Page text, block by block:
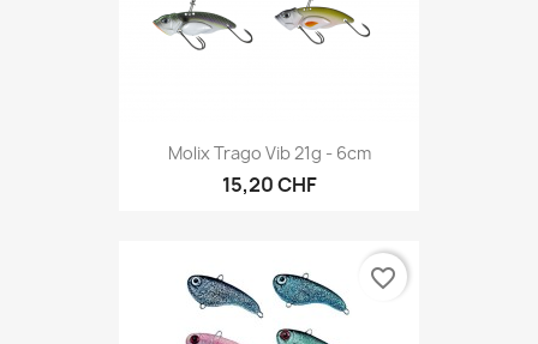
Molix Trago Vib 21g - 6cm
15,20 CHF
favorite_border